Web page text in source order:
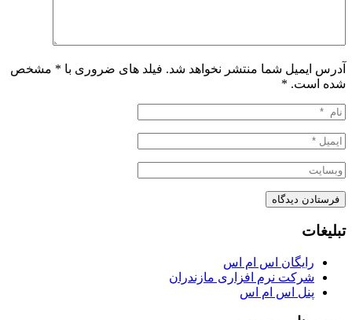
آدرس ایمیل شما منتشر نخواهد شد. فیلد های ضروری با * مشخص
شده است. *
تبلیغات
رایگان اس ام اس
شرکت نرم افزاری مازندران
پنل اس ام اس